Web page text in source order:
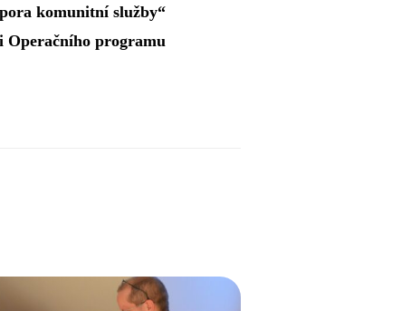
komunitní služby“
Operačního programu